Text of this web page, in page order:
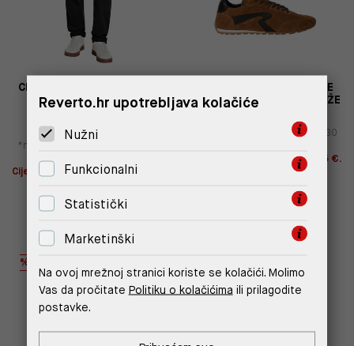
CRNE COMFORT FIT CHINO
HLAČE OD PAMUKA S
156,00 €
78,00 €
*najniža cijena u prethodnih 30
Cijena s -10% u košarici 70,20 €.
BACKWARD UNION MUŠKE
TENISICE OD BRUŠENE KOŽE
*najniža cijena u prethodnih 30
Cijena s -10% u košarici 66,15 €.
Štediš 7,35 €!
%
Reverto.hr upotrebljava kolačiće
Nužni
Funkcionalni
Statistički
Marketinški
Na ovoj mrežnoj stranici koriste se kolačići. Molimo
Vas da pročitate Politiku o kolačićima ili prilagodite
postavke.